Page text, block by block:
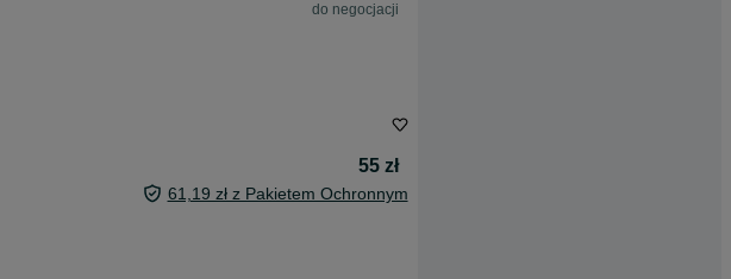
do negocjacji
55 zł
61,19 zł z Pakietem Ochronnym